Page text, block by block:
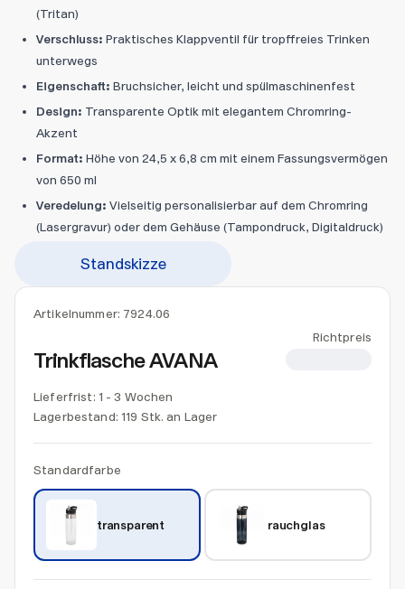
Artikelnummer: 7924.06
Trinkflasche AVANA
Richtpreis
Lieferfrist: 1 - 3 Wochen
Lagerbestand: 119 Stk. an Lager
Standardfarbe
transparent rauchglas
(Tritan)
Verschluss: Praktisches Klappventil für tropffreies Trinken
unterwegs
Eigenschaft: Bruchsicher, leicht und spülmaschinenfest
Design: Transparente Optik mit elegantem Chromring-
Akzent
Format: Höhe von 24,5 x 6,8 cm mit einem Fassungsvermögen
von 650 ml
Veredelung: Vielseitig personalisierbar auf dem Chromring
(Lasergravur) oder dem Gehäuse (Tampondruck, Digitaldruck)
Standskizze